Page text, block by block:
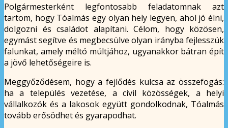
Polgármesterként legfontosabb feladatomnak azt
tartom, hogy Tóalmás egy olyan hely legyen, ahol jó élni,
dolgozni és családot alapítani. Célom, hogy közösen,
egymást segítve és megbecsülve olyan irányba fejlesszük
falunkat, amely méltó múltjához, ugyanakkor bátran épít
a jövő lehetőségeire is.
Meggyőződésem, hogy a fejlődés kulcsa az összefogás:
ha a település vezetése, a civil közösségek, a helyi
vállalkozók és a lakosok együtt gondolkodnak, Tóalmás
tovább erősödhet és gyarapodhat.